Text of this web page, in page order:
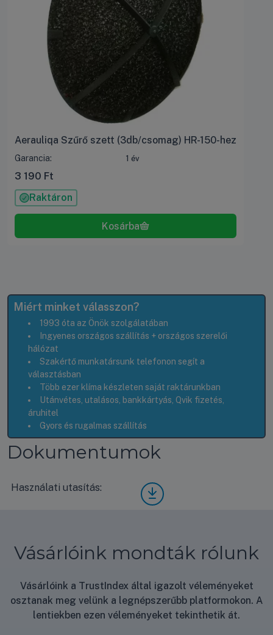
Aerauliqa Szűrő szett (3db/csomag) HR-150-hez
Garancia: 1 év
3 190 Ft
Raktáron
Miért minket válasszon?
1993 óta az Önök szolgálatában
Ingyenes országos szállítás + országos szerelői
hálózat
Szakértő munkatársunk telefonon segít a
választásban
Több ezer klíma készleten saját raktárunkban
Utánvétes, utalásos, bankkártyás, Qvik fizetés,
áruhitel
Gyors és rugalmas szállítás
Dokumentumok
Használati utasítás:
Aera
uliqa
HR
150
ISO
hasz
nálat
i
Vásárlóink mondták rólunk
Vásárlóink a TrustIndex által igazolt véleményeket
osztanak meg velünk a legnépszerűbb platformokon. A
lentiekben ezen véleményeket tekinthetik át.